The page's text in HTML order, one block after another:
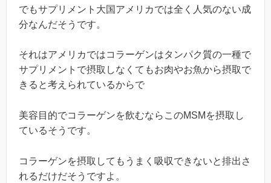
でもサプリメント大国アメリカでは全く人気のない成
分なんだそうです。
それはアメリカではコラーゲンはタンパク質の一種で
サプリメントで摂取しなくてもお肉やお魚から摂取で
きると考えられているからで
美容目的でコラーゲンを飲むならこのMSMを摂取し
ているそうです。
コラーゲンを摂取してもうまく吸収できないと排出さ
れるだけだそうですよ。